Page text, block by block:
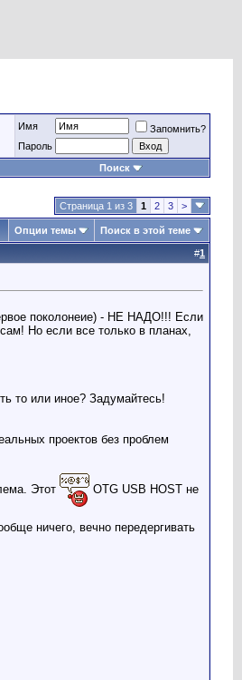
Имя
Запомнить?
Пароль
Поиск
Страница 1 из 3 1 2 3 >
Опции темы Поиск в этой теме
#1
поколонеие) - НЕ НАДО!!! Если
Но если все только в планах,
то или иное? Задумайтесь!
проектов без проблем
Этот
OTG USB HOST не
ничего, вечно передергивать